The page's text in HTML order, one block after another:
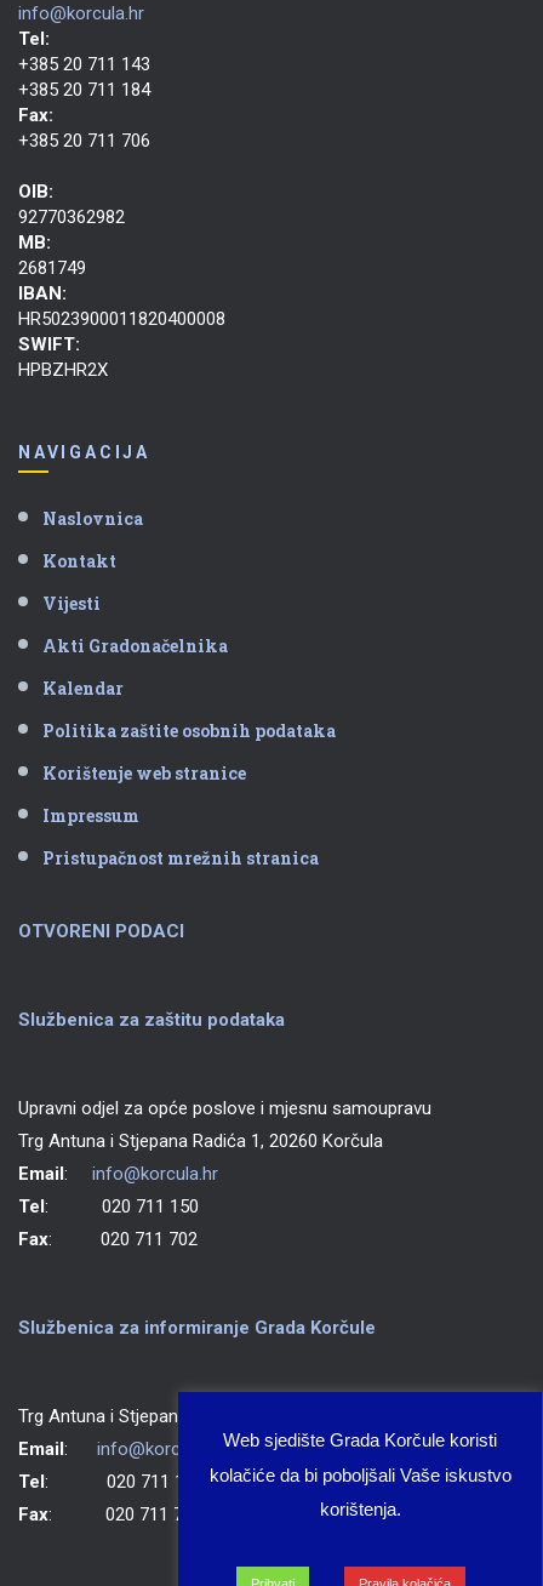
info@korcula.hr
Tel:
+385 20 711 143
+385 20 711 184
Fax:
+385 20 711 706
OIB:
92770362982
MB:
2681749
IBAN:
HR5023900011820400008
SWIFT:
HPBZHR2X
NAVIGACIJA
Naslovnica
Kontakt
Vijesti
Akti Gradonačelnika
Kalendar
Politika zaštite osobnih podataka
Korištenje web stranice
Impressum
Pristupačnost mrežnih stranica
OTVORENI PODACI
Službenica za zaštitu podataka
Upravni odjel za opće poslove i mjesnu samoupravu
Trg Antuna i Stjepana Radića 1, 20260 Korčula
Email: info@korcula.hr
Tel: 020 711 150
Fax: 020 711 702
Službenica za informiranje Grada Korčule
Trg Antuna i Stjepana Radića 1, 20260 Korčula
Email: info@korcula.hr
Tel: 020 711 150
Fax: 020 711 702
Web sjedište Grada Korčule koristi
kolačiće da bi poboljšali Vaše iskustvo
korištenja.